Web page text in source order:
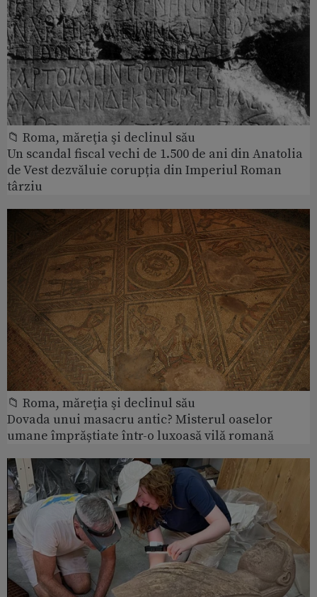
📁 Roma, măreţia şi declinul său
Un scandal fiscal vechi de 1.500 de ani din Anatolia
de Vest dezvăluie corupția din Imperiul Roman
târziu
📁 Roma, măreţia şi declinul său
Dovada unui masacru antic? Misterul oaselor
umane împrăștiate într-o luxoasă vilă romană